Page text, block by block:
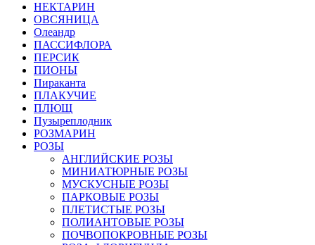
НЕКТАРИН
ОВСЯНИЦА
Олеандр
ПАССИФЛОРА
ПЕРСИК
ПИОНЫ
Пираканта
ПЛАКУЧИЕ
ПЛЮЩ
Пузыреплодник
РОЗМАРИН
РОЗЫ
АНГЛИЙСКИЕ РОЗЫ
МИНИАТЮРНЫЕ РОЗЫ
МУСКУСНЫЕ РОЗЫ
ПАРКОВЫЕ РОЗЫ
ПЛЕТИСТЫЕ РОЗЫ
ПОЛИАНТОВЫЕ РОЗЫ
ПОЧВОПОКРОВНЫЕ РОЗЫ